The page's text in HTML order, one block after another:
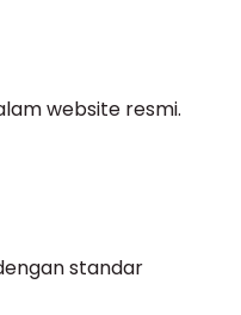
website resmi.
standar